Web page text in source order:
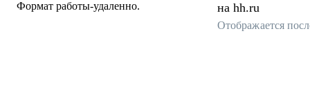
Формат работы-удаленно.
на hh.ru
Отображается